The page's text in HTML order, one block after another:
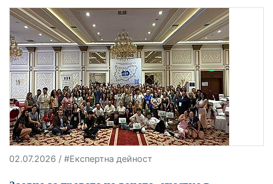
02.07.2026 / #Експертна дейност